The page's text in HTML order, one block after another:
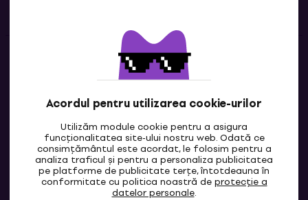
Acordul pentru utilizarea cookie-urilor
Utilizăm module cookie pentru a asigura
funcționalitatea site-ului nostru web. Odată ce
consimțământul este acordat, le folosim pentru a
analiza traficul și pentru a personaliza publicitatea
pe platforme de publicitate terțe, întotdeauna în
conformitate cu politica noastră deprotecție a
datelor personale.
Contacte
Contactează-ne